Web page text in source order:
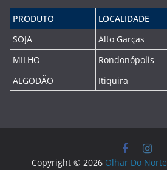
PRODUTO LOCALIDADE
SOJA
Alto Garças
MILHO
Rondonópolis
ALGODÃO
Itiquira
Copyright © 2026 Olhar Do Norte